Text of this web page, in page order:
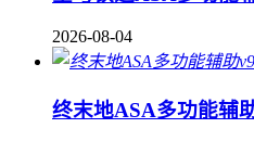
2026-08-04
终末地ASA多功能辅